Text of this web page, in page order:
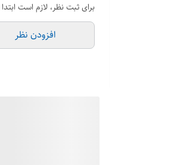
برای ثبت نظر، لازم است
افزودن نظر